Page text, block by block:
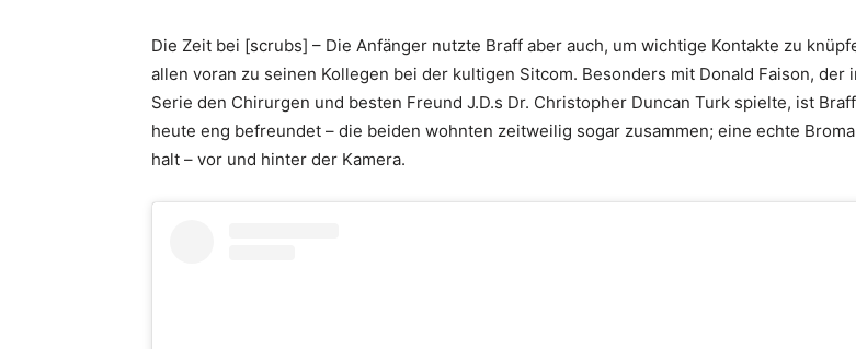
Die Zeit bei [scrubs] – Die Anfänger nutzte Braff aber auch, um wichtige Kontakte zu
allen voran zu seinen Kollegen bei der kultigen Sitcom. Besonders mit Donald Faison, der
Serie den Chirurgen und besten Freund J.D.s Dr. Christopher Duncan Turk spielte, ist
heute eng befreundet – die beiden wohnten zeitweilig sogar zusammen; eine echte
halt – vor und hinter der Kamera.